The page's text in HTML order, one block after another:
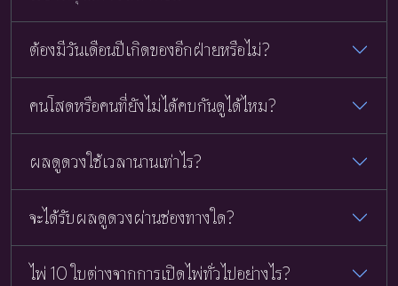
ต้องมีวันเดือนปีเกิดของอีกฝ่ายหรือไม่?
คนโสดหรือคนที่ยังไม่ได้คบกันดูได้ไหม?
ผลดูดวงใช้เวลานานเท่าไร?
จะได้รับผลดูดวงผ่านช่องทางใด?
ไพ่ 10 ใบต่างจากการเปิดไพ่ทั่วไปอย่างไร?